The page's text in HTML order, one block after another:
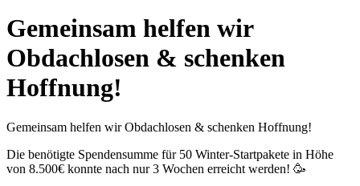
Gemeinsam helfen wir
Obdachlosen & schenken
Hoffnung!
Gemeinsam helfen wir Obdachlosen & schenken Hoffnung!
Die benötigte Spendensumme für 50 Winter-Startpakete in Höhe
von 8.500€ konnte nach nur 3 Wochen erreicht werden! 🥳